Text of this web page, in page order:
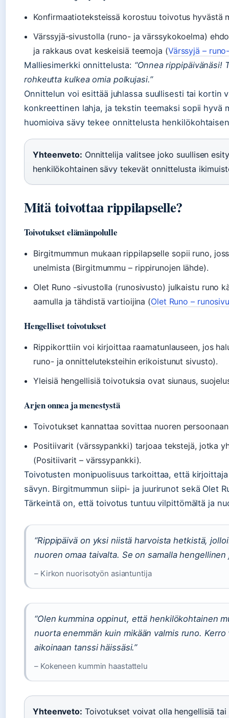
Konfirmaatioteksteissä korostuu toivotus hyvästä
Värssyjä-sivustolla (runo- ja värssykokoelma)
ja rakkaus ovat keskeisiä teemoja (Värssyjä –
Malliesimerkki onnittelusta: “Onnea rippipäivänäsi!
rohkeutta kulkea omia polkujasi.”
Onnittelun voi esittää juhlassa suullisesti tai kortin
konkreettinen lahja, ja tekstin teemaksi sopii hyvä
huomioiva sävy tekee onnittelusta
Yhteenveto: Onnittelija valitsee joko suullisen
henkilökohtainen sävy tekevät onnittelusta
Mitä toivottaa rippilapselle?
Toivotukset elämänpolulle
Birgitmummun mukaan rippilapselle sopii runo,
unelmista (Birgitmummu – rippirunojen lähde).
Olet Runo -sivustolla (runosivusto) julkaistu runo
aamulla ja tähdistä vartioijina (Olet Runo –
Hengelliset toivotukset
Rippikorttiin voi kirjoittaa raamatunlauseen, jos
runo- ja onnitteluteksteihin erikoistunut sivusto).
Yleisiä hengellisiä toivotuksia ovat siunaus,
Arjen onnea ja menestystä
Toivotukset kannattaa sovittaa nuoren
Positiivarit (värssypankki) tarjoaa tekstejä, jotka
(Positiivarit – värssypankki).
Toivotusten monipuolisuus tarkoittaa, että
sävyn. Birgitmummun siipi- ja juurirunot sekä Olet
Tärkeintä on, että toivotus tuntuu vilpittömältä ja
“Rippipäivä on yksi niistä harvoista hetkistä,
nuoren omaa taivalta. Se on samalla
– Kirkon nuorisotyön asiantuntija
“Olen kummina oppinut, että henkilökohtainen
nuorta enemmän kuin mikään valmis runo.
aikoinaan tanssi häissäsi.”
– Kokeneen kummin haastattelu
Yhteenveto: Toivotukset voivat olla hengellisiä